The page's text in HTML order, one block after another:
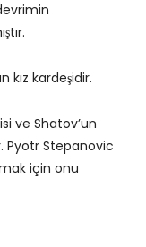
kız kardeşidir.
ve Shatov’un
Pyotr Stepanovic
için onu